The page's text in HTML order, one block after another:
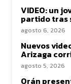
VIDEO: un
partido tras
agosto 6, 2026
Nuevos
Arizaga
agosto 5, 2026
Orán